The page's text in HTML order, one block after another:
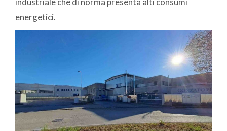
energetici.